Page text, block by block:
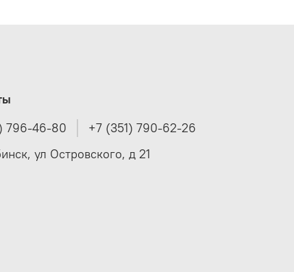
796-46-80
+7 (351) 790-62-26
ул Островского, д 21